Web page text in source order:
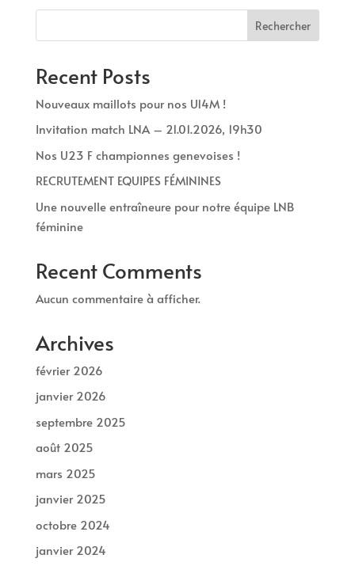
Rechercher
Recent Posts
Nouveaux maillots pour nos U14M !
Invitation match LNA – 21.01.2026, 19h30
Nos U23 F championnes genevoises !
RECRUTEMENT EQUIPES FÉMININES
Une nouvelle entraîneure pour notre équipe LNB
féminine
Recent Comments
Aucun commentaire à afficher.
Archives
février 2026
janvier 2026
septembre 2025
août 2025
mars 2025
janvier 2025
octobre 2024
janvier 2024